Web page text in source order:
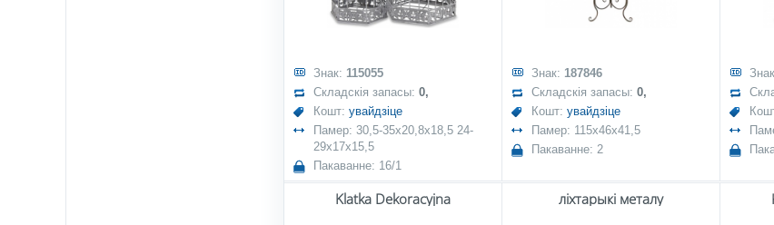
Знак: 115055
Складскія запасы: 0,
Кошт: увайдзіце
Памер: 30,5-35x20,8x18,5 24-
29x17x15,5
Пакаванне: 16/1
Знак: 187846
Складскія запасы: 0,
Кошт: увайдзіце
Памер: 115x46x41,5
Пакаванне: 2
Klatka Dekoracyjna ліхтарыкі металу